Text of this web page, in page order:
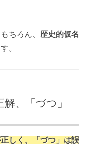
ちろん、 歴史的仮名
。
、「づつ」
しく、「づつ」は誤